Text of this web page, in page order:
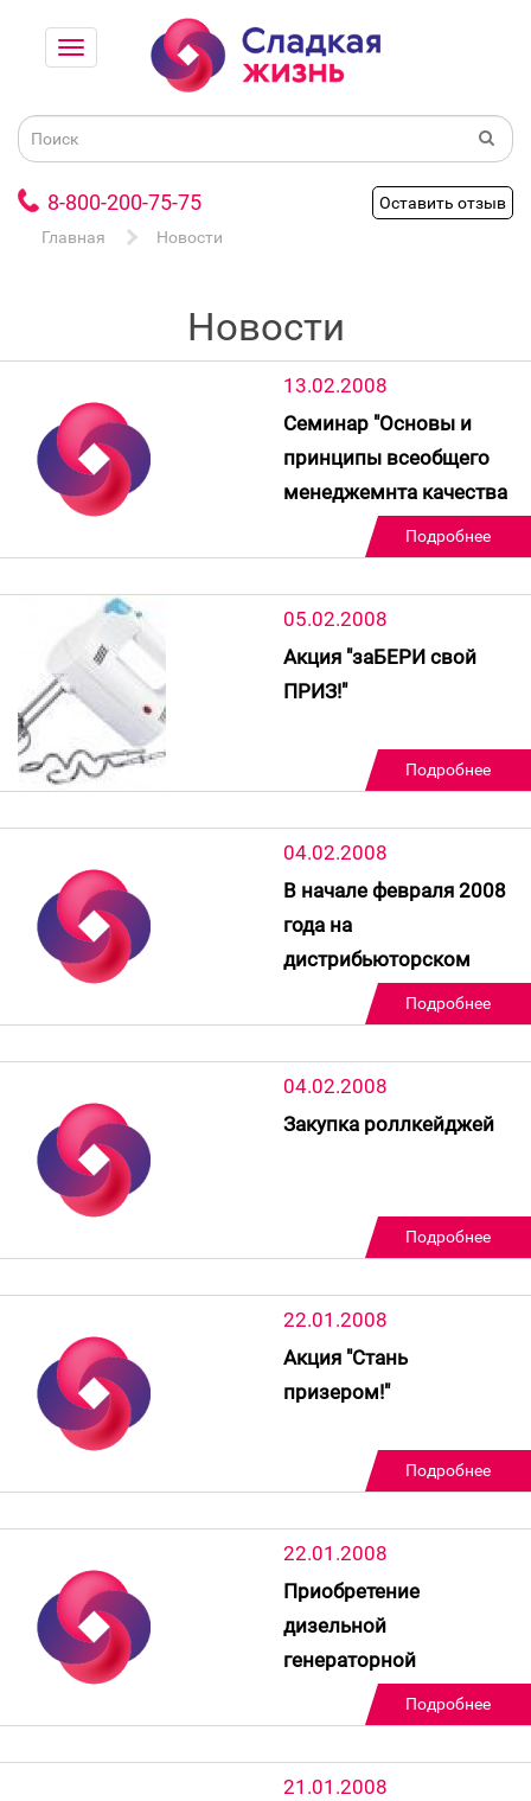
8-800-200-75-75
Оставить отзыв
Главная
Новости
Новости
13.02.2008
Семинар "Основы и
принципы всеобщего
менеджемнта качества
Подробнее
05.02.2008
Акция "заБЕРИ свой
ПРИЗ!"
Подробнее
04.02.2008
В начале февраля 2008
года на
дистрибьюторском
центре в г. Дзержинск
заканчивается
строительство ди
Подробнее
04.02.2008
Закупка роллкейджей
Подробнее
22.01.2008
Акция "Стань
призером!"
Подробнее
22.01.2008
Приобретение
дизельной
генераторной
установки
Подробнее
21.01.2008